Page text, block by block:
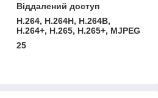
Віддалений доступ
H.264, H.264H, H.264B,
H.264+, H.265, H.265+, MJPEG
25